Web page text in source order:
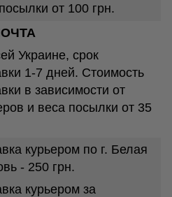
от 100 грн.
Украине, срок
1-7 дней. Стоимость
в зависимости от
и веса посылки от 35
курьером по г. Белая
- 250 грн.
курьером за